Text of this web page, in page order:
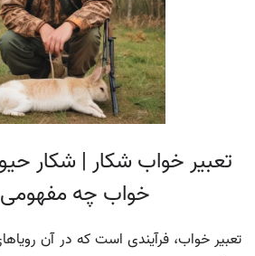
تعبیر خواب شکار | شکار
خواب چه مفهومی
تعبیر خواب، فرآیندی است که در آن